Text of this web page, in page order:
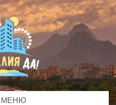
МЕНЮ